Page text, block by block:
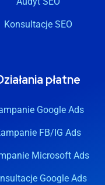
Konsultacje SEO
płatne
Google Ads
FB/IG Ads
Microsoft Ads
Google Ads